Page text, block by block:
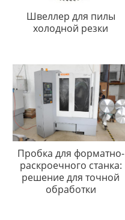
Швеллер для пилы
холодной резки
Пробка для форматно-
раскроечного станка:
решение для точной
обработки